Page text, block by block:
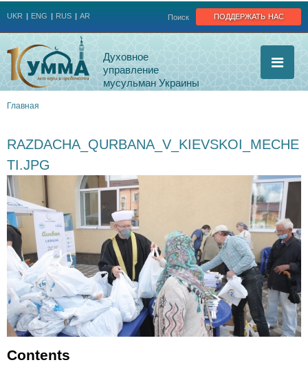
поддержать нас
Поиск
UKR ENG RUS AR
Духовное
управление
мусульман Украины
Главная
RAZDACHA_QURBANA_V_KIEVSKOI_MECHE
TI.JPG
Contents